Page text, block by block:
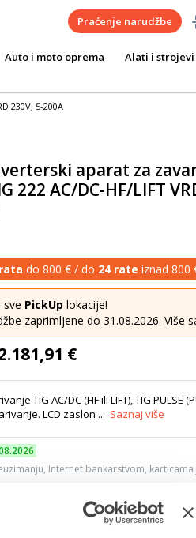
Praćenje narudžbe
Auto i moto oprema Alati i strojevi
230V, 5-200A
aparat za
222 AC/DC-HF/LIFT
do 800 € / do 24 rate iznad 800
sve PickUp lokacije!
zaprimljene do 31.08.2026. Više
€
TIG AC/DC (HF ili LIFT), TIG PULSE
LCD zaslon ... Saznaj više
Internet bankarstvom,